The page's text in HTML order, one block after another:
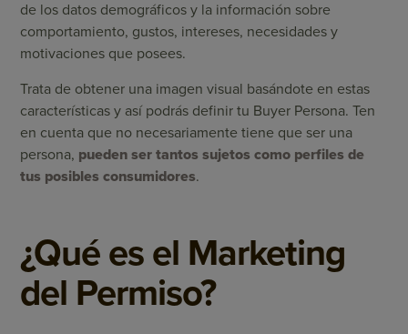
de los datos demográficos y la información sobre
comportamiento, gustos, intereses, necesidades y
motivaciones que posees.
Trata de obtener una imagen visual basándote en estas
características y así podrás definir tu Buyer Persona. Ten
en cuenta que no necesariamente tiene que ser una
persona, pueden ser tantos sujetos como perfiles de
tus posibles consumidores.
¿Qué es el Marketing
del Permiso?